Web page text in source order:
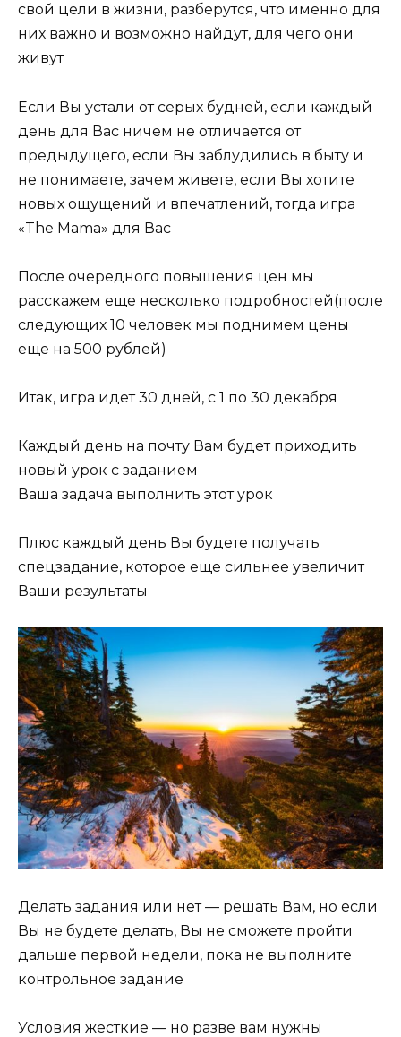
свой цели в жизни, разберутся, что именно для
них важно и возможно найдут, для чего они
живут
Если Вы устали от серых будней, если каждый
день для Вас ничем не отличается от
предыдущего, если Вы заблудились в быту и
не понимаете, зачем живете, если Вы хотите
новых ощущений и впечатлений, тогда игра
«The Mama» для Вас
После очередного повышения цен мы
расскажем еще несколько подробностей(после
следующих 10 человек мы поднимем цены
еще на 500 рублей)
Итак, игра идет 30 дней, с 1 по 30 декабря
Каждый день на почту Вам будет приходить
новый урок с заданием
Ваша задача выполнить этот урок
Плюс каждый день Вы будете получать
спецзадание, которое еще сильнее увеличит
Ваши результаты
Делать задания или нет — решать Вам, но если
Вы не будете делать, Вы не сможете пройти
дальше первой недели, пока не выполните
контрольное задание
Условия жесткие — но разве вам нужны